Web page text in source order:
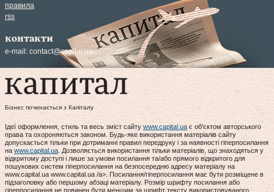
правила
rss
контакти
e-mail: contact@capital.ua
Бізнес починається з Капіталу
Ідеї оформлення, стиль та весь зміст сайту www.capital.ua є об'єктом авторського
права та охороняються законом. Будь-яке використання матеріалів сайту
допускається тільки при дотриманні правил передруку і за наявності гіперпосилання
на www.capital.ua. Дозволяється використання тільки матеріалів, що знаходяться у
відкритому доступі і лише за умови посилання та/або прямого відкритого для
пошукових систем гіперпосилання на безпосередню адресу матеріалу на
www.capital.ua www.capital.ua /a>. Посилання/гіперпосилання має бути розміщене в
підзаголовку або першому абзаці матеріалу. Розмір шрифту посилання або
гіперпосилання не повинен бути меншим за шрифт тексту використовуваного